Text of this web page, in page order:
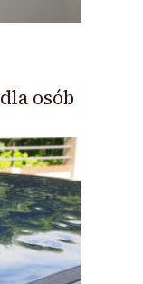
osób